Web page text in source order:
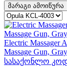
მარაგი ამოიწურა
Electric Massager
Massage Gun, Gray
სასაქონლო